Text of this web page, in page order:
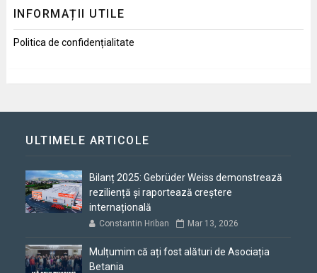
INFORMAȚII UTILE
Politica de confidențialitate
ULTIMELE ARTICOLE
Bilanț 2025: Gebrüder Weiss demonstrează
reziliență și raportează creștere
internațională
Constantin Hriban Mar 13, 2026
Mulțumim că ați fost alături de Asociația
Betania